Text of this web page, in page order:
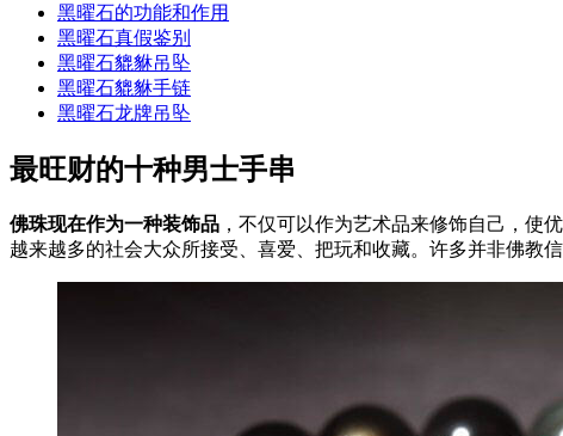
黑曜石的功能和作用
黑曜石真假鉴别
黑曜石貔貅吊坠
黑曜石貔貅手链
黑曜石龙牌吊坠
最旺财的十种男士手串
佛珠现在作为一种装饰品 ，不仅可以作为艺术品来修饰自己，使
越来越多的社会大众所接受、喜爱、把玩和收藏。许多并非佛教